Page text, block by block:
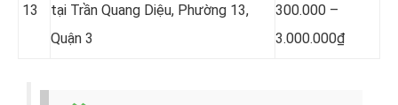
13
tại Trần Quang Diệu, Phường 13,
Quận 3
300.000 –
3.000.000₫